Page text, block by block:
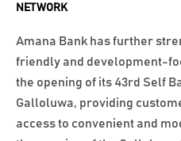
NETWORK
Amana Bank has further
friendly and development-
the opening of its 43rd Self
Galloluwa, providing
access to convenient and